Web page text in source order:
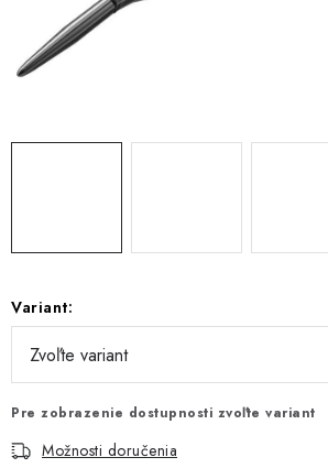
Variant:
Pre zobrazenie dostupnosti zvoľte variant
Možnosti doručenia